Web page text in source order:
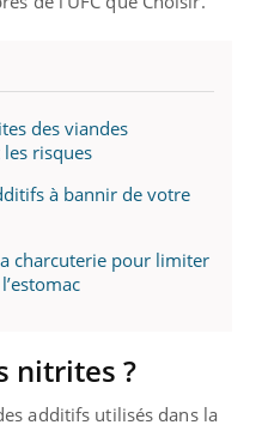
des viandes
risques
à bannir de votre
charcuterie pour limiter
nitrites ?
additifs utilisés dans la